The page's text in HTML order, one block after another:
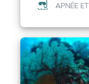
APNÉE